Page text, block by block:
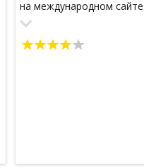
на международном
пропало отслеживание-
сайте почты России-что